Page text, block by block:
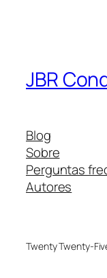
JBR
Blog
Sobre
Perguntas
Autores
Twenty Twenty-